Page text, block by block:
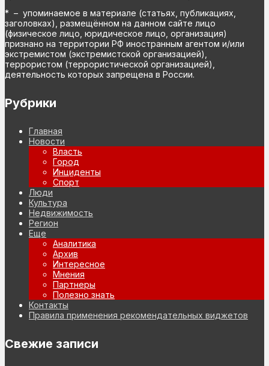
* – упоминаемое в материале (статьях, публикациях,
заголовках), размещённом на данном сайте лицо
(физическое лицо, юридическое лицо, организация)
признано на территории РФ иностранным агентом и/или
экстремистом (экстремистской организацией),
террористом (террористической организацией),
деятельность которых запрещена в России.
Рубрики
Главная
Новости
Власть
Город
Инциденты
Спорт
Люди
Культура
Недвижимость
Регион
Еще
Аналитика
Архив
Интересное
Мнения
Партнеры
Полезно знать
Контакты
Правила применения рекомендательных виджетов
Свежие записи